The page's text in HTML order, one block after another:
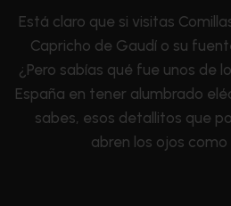
Está claro que si visitas
Capricho de Gaudí o su
¿Pero sabías qué fue unos de
España en tener alumbrado
sabes, esos detallitos que
abren los ojos como